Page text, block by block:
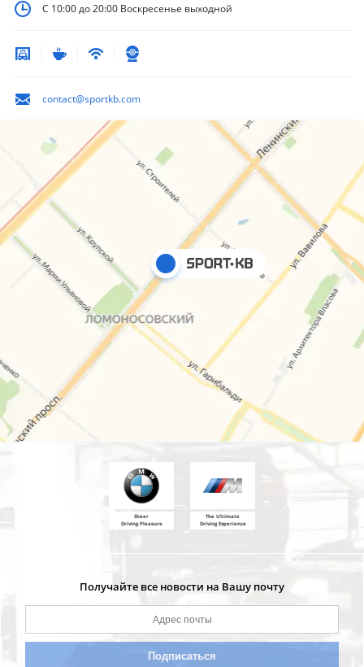
С 10:00 до 20:00 Воскресенье выходной
contact@sportkb.com
Sheer
Driving Pleasure
The Ultimate
Driving Experience
Получайте все новости на Вашу почту